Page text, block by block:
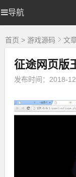
导航
优
选
棋牌源码
首页 > 游戏源码 文
征途网页版
发布时间：2018-